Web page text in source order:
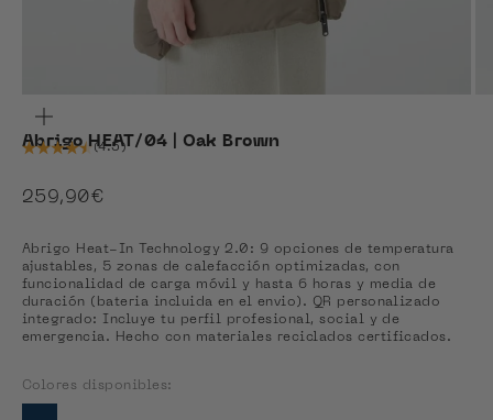
Abrigo HEAT/04 | Oak Brown
(4.5)
Precio de oferta
259,90€
Abrigo Heat-In Technology 2.0: 9 opciones de temperatura
ajustables, 5 zonas de calefacción optimizadas, con
funcionalidad de carga móvil y hasta 6 horas y media de
duración (bateria incluida en el envio). QR personalizado
integrado: Incluye tu perfil profesional, social y de
emergencia. Hecho con materiales reciclados certificados.
Colores disponibles: